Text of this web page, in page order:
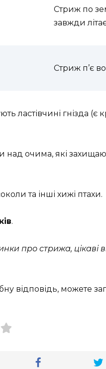
Стриж по
завжди
Стриж п’є
ластівчині гнізда (є
очима, які
та інші хижі птахи.
.
про стрижа, цікаві
відповідь, можете